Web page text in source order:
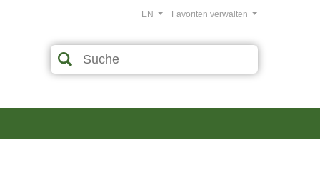
Favoriten verwalten
EN